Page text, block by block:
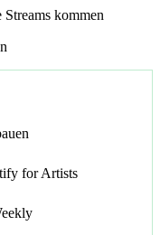
kommen
for Artists